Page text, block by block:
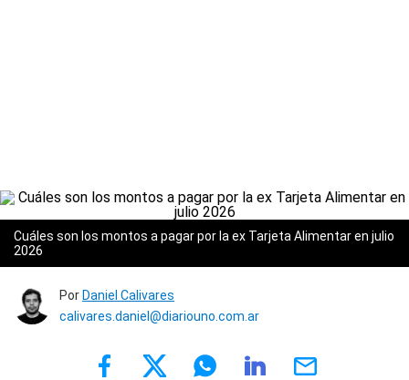
Cuáles son los montos a pagar por la ex Tarjeta Alimentar en julio
2026
Por Daniel Calivares
calivares.daniel@diariouno.com.ar